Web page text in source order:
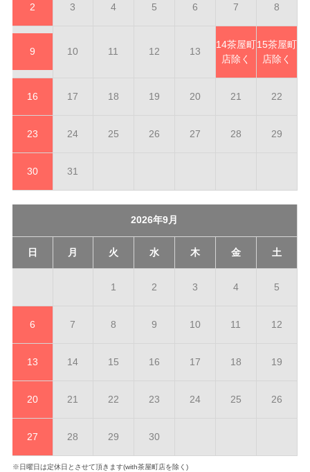
2 3 4 5 6 7 8
9 10 11 12 13
14茶屋町
店除く
15茶屋町
店除く
16 17 18 19 20 21 22
23 24 25 26 27 28 29
30 31
2026年9月
日 月 火 水 木 金 土
1 2 3 4 5
6 7 8 9 10 11 12
13 14 15 16 17 18 19
20 21 22 23 24 25 26
27 28 29 30
※日曜日は定休日とさせて頂きます(with茶屋町店を除く)